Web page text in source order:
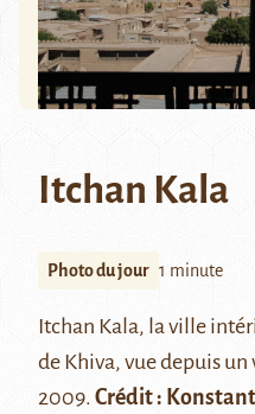
Itchan Kala
Photo du jour 1 minute
Itchan Kala, la ville
de Khiva, vue depuis
2009. Crédit :